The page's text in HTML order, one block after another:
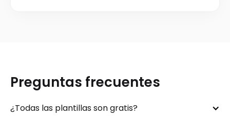
Preguntas frecuentes
¿Todas las plantillas son gratis?